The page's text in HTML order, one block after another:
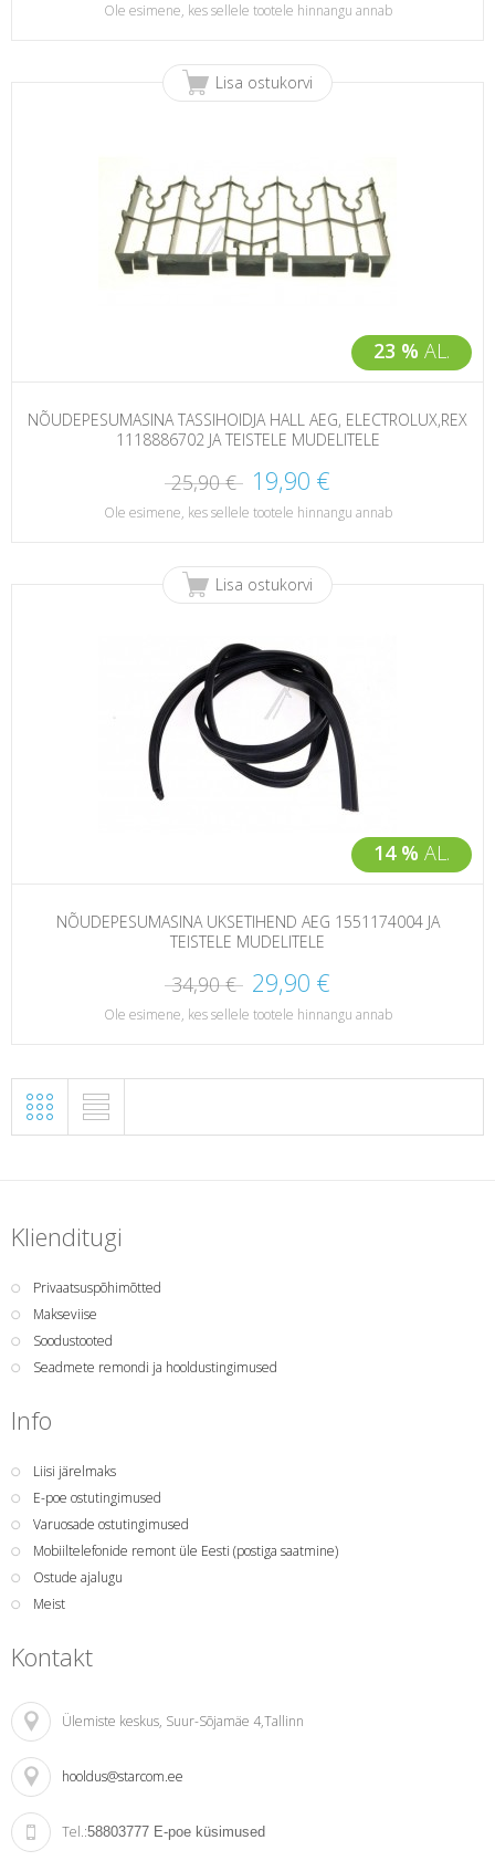
Ole esimene, kes sellele tootele hinnangu annab
23 % AL.
Lisa ostukorvi
NÕUDEPESUMASINA TASSIHOIDJA HALL AEG, ELECTROLUX,REX
1118886702 JA TEISTELE MUDELITELE
25,90 € 19,90 €
Ole esimene, kes sellele tootele hinnangu annab
14 % AL.
Lisa ostukorvi
NÕUDEPESUMASINA UKSETIHEND AEG 1551174004 JA
TEISTELE MUDELITELE
34,90 € 29,90 €
Ole esimene, kes sellele tootele hinnangu annab
Klienditugi
Privaatsuspõhimõtted
Makseviise
Soodustooted
Seadmete remondi ja hooldustingimused
Info
Liisi järelmaks
E-poe ostutingimused
Varuosade ostutingimused
Mobiiltelefonide remont üle Eesti (postiga saatmine)
Ostude ajalugu
Meist
Kontakt
Ülemiste keskus, Suur-Sõjamäe 4,Tallinn
hooldus@starcom.ee
Tel.:58803777 E-poe küsimused